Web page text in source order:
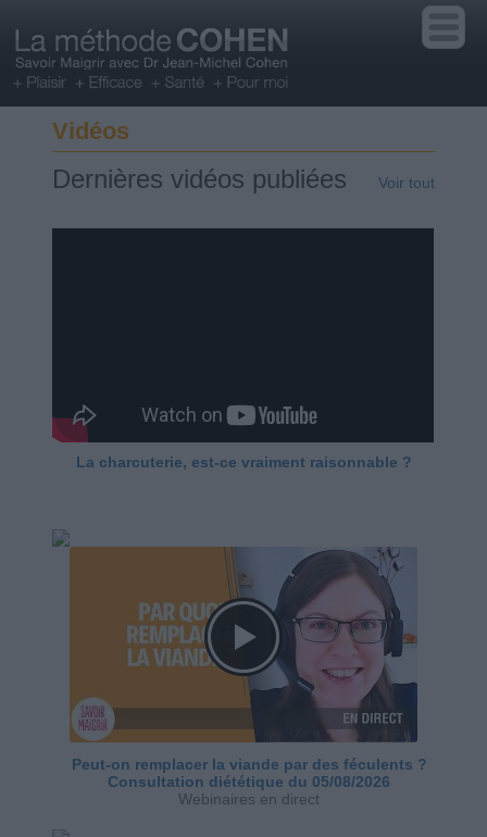
Vidéos
Dernières vidéos publiées Voir tout
La charcuterie, est-ce vraiment raisonnable ?
Peut-on remplacer la viande par des féculents ?
Consultation diététique du 05/08/2026
Webinaires en direct